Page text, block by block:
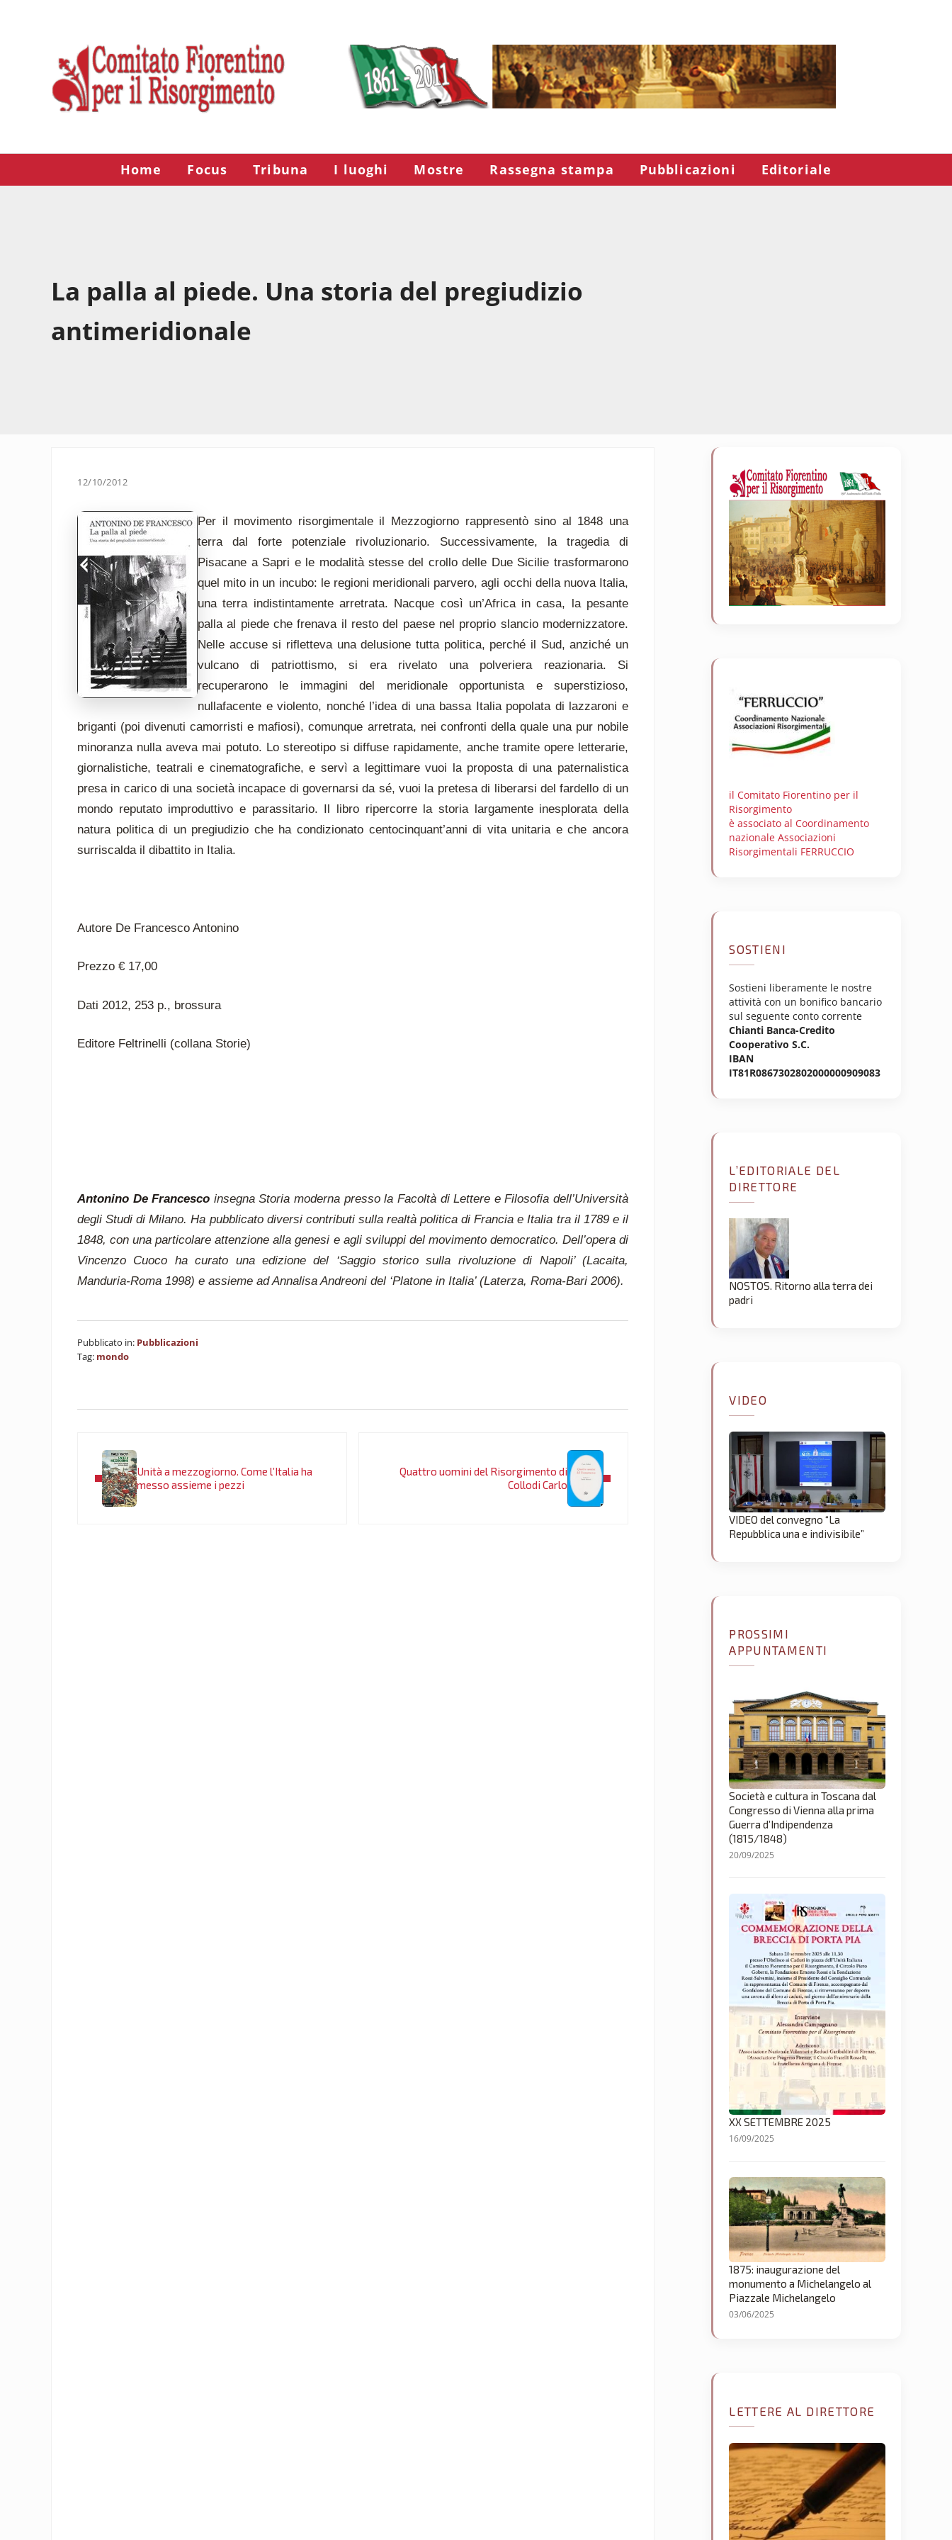
Home Focus Tribuna I luoghi Mostre Rassegna stampa Pubblicazioni Editoriale
La palla al piede. Una storia del pregiudizio
antimeridionale
12/10/2012
Per il movimento risorgimentale il Mezzogiorno rappresentò sino al 1848 una
terra dal forte potenziale rivoluzionario. Successivamente, la tragedia di
Pisacane a Sapri e le modalità stesse del crollo delle Due Sicilie trasformarono
quel mito in un incubo: le regioni meridionali parvero, agli occhi della nuova Italia,
una terra indistintamente arretrata. Nacque così un’Africa in casa, la pesante
palla al piede che frenava il resto del paese nel proprio slancio modernizzatore.
Nelle accuse si rifletteva una delusione tutta politica, perché il Sud, anziché un
vulcano di patriottismo, si era rivelato una polveriera reazionaria. Si
recuperarono le immagini del meridionale opportunista e superstizioso,
nullafacente e violento, nonché l’idea di una bassa Italia popolata di lazzaroni e
briganti (poi divenuti camorristi e mafiosi), comunque arretrata, nei confronti della quale una pur nobile
minoranza nulla aveva mai potuto. Lo stereotipo si diffuse rapidamente, anche tramite opere letterarie,
giornalistiche, teatrali e cinematografiche, e servì a legittimare vuoi la proposta di una paternalistica
presa in carico di una società incapace di governarsi da sé, vuoi la pretesa di liberarsi del fardello di un
mondo reputato improduttivo e parassitario. Il libro ripercorre la storia largamente inesplorata della
natura politica di un pregiudizio che ha condizionato centocinquant’anni di vita unitaria e che ancora
surriscalda il dibattito in Italia.
Autore De Francesco Antonino
Prezzo € 17,00
Dati 2012, 253 p., brossura
Editore Feltrinelli (collana Storie)
Antonino De Francesco insegna Storia moderna presso la Facoltà di Lettere e Filosofia dell’Università
degli Studi di Milano. Ha pubblicato diversi contributi sulla realtà politica di Francia e Italia tra il 1789 e il
1848, con una particolare attenzione alla genesi e agli sviluppi del movimento democratico. Dell’opera di
Vincenzo Cuoco ha curato una edizione del ‘Saggio storico sulla rivoluzione di Napoli’ (Lacaita,
Manduria-Roma 1998) e assieme ad Annalisa Andreoni del ‘Platone in Italia’ (Laterza, Roma-Bari 2006).
Pubblicato in: Pubblicazioni
Tag: mondo
Unità a mezzogiorno. Come l’Italia ha
messo assieme i pezzi
Quattro uomini del Risorgimento di
Collodi Carlo
Sidebar
il Comitato Fiorentino per il
Risorgimento
è associato al Coordinamento
nazionale Associazioni
Risorgimentali FERRUCCIO
SOSTIENI
Sostieni liberamente le nostre
attività con un bonifico bancario
sul seguente conto corrente
Chianti Banca-Credito
Cooperativo S.C.
IBAN
IT81R0867302802000000909083
L’EDITORIALE DEL
DIRETTORE
NOSTOS. Ritorno alla terra dei
padri
VIDEO
VIDEO del convegno “La
Repubblica una e indivisibile”
PROSSIMI
APPUNTAMENTI
Società e cultura in Toscana dal
Congresso di Vienna alla prima
Guerra d’Indipendenza
(1815/1848)
20/09/2025
XX SETTEMBRE 2025
16/09/2025
1875: inaugurazione del
monumento a Michelangelo al
Piazzale Michelangelo
03/06/2025
LETTERE AL DIRETTORE